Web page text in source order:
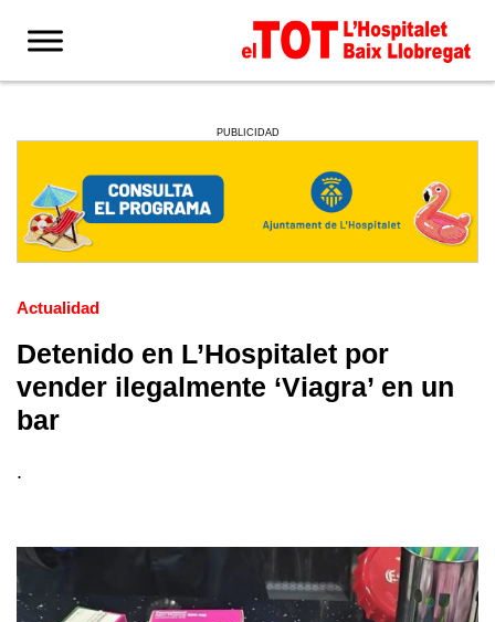
PUBLICIDAD
Actualidad
Detenido en L’Hospitalet por
vender ilegalmente ‘Viagra’ en un
bar
.